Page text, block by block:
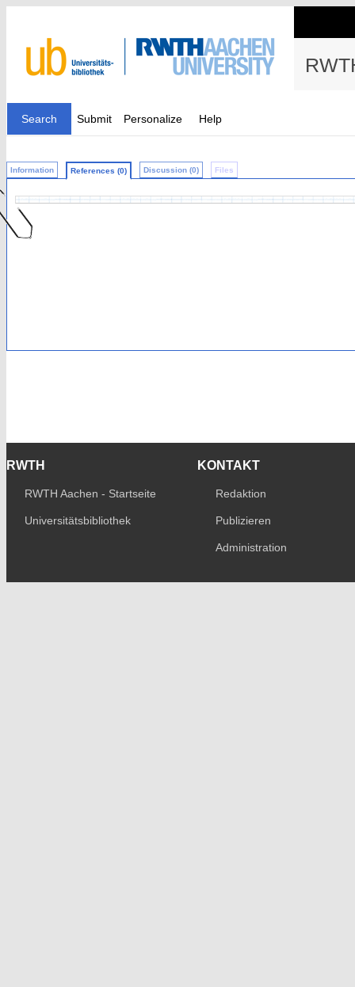
Search Submit Personalize Help
Information References (0) Discussion (0) Files
RWTH
RWTH Aachen - Startseite
Universitätsbibliothek
KONTAKT
Redaktion
Publizieren
Administration